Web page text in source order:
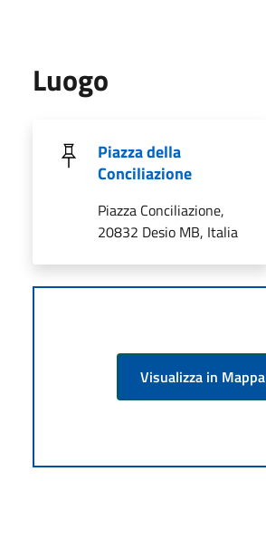
Luogo
Piazza della
Conciliazione
Piazza Conciliazione,
20832 Desio MB, Italia
Visualizza in Mappa